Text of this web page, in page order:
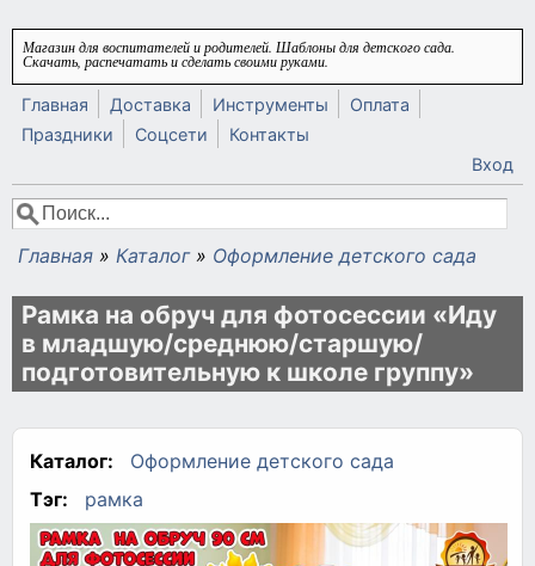
Перейти к основному содержанию
Магазин для воспитателей и родителей. Шаблоны для детского сада.
Скачать, распечатать и сделать своими руками.
Главная Доставка Инструменты
Оплата
Праздники
Соцсети
Контакты
Вход
Форма поиска
Поиск
Вы здесь
Главная » Каталог » Оформление детского сада
Рамка на обруч для фотосессии «Иду
в младшую/среднюю/старшую/
подготовительную к школе группу»
Каталог:
Оформление детского сада
Тэг:
рамка